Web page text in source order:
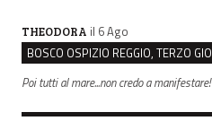
THEODORA il 6 Ago
Poi tutti al mare...non credo a manifestare!